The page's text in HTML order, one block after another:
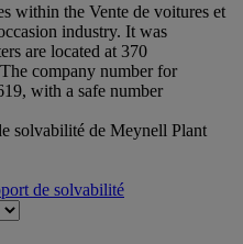
within the Vente de voitures et
industry. It was
are located at 370
company number for
with a safe number
solvabilité de Meynell Plant
de solvabilité